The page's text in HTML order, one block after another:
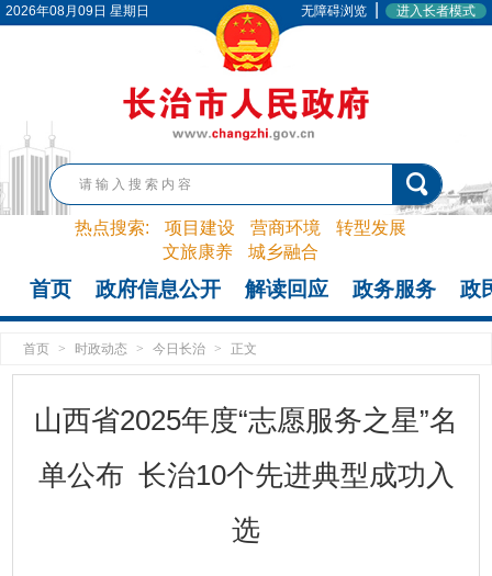
2026年08月09日 星期日 无障碍浏览 进入长者模式
热点搜索: 项目建设 营商环境
转型发展
文旅康养
城乡融合
首页 政府信息公开 解读回应 政务服务 政
首页 > 时政动态 > 今日长治 > 正文
山西省2025年度“志愿服务之星”名
单公布 长治10个先进典型成功入
选